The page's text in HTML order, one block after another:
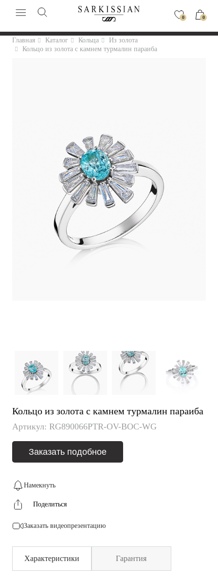
0 0
Главная Каталог Кольца
Из золота
Кольцо из золота с камнем турмалин параиба
Кольцо из золота с камнем турмалин параиба
Артикул: RG890066PTR-OV-BOC-WG
Заказать подобное
Намекнуть
Поделиться
Заказать видеопрезентацию
Характеристики Гарантия